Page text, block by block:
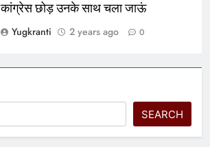
कांग्रेस छोड़ उनके साथ चला जाऊं
Yugkranti
2 years ago 0
SEARCH